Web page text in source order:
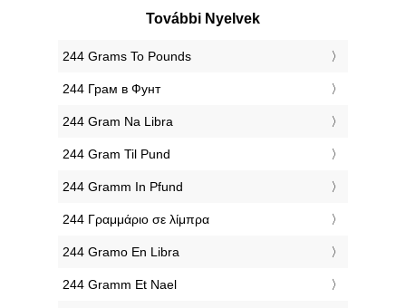
További Nyelvek
‎244 Grams To Pounds
‎244 Грам в Фунт
‎244 Gram Na Libra
‎244 Gram Til Pund
‎244 Gramm In Pfund
‎244 Γραμμάριο σε λίμπρα
‎244 Gramo En Libra
‎244 Gramm Et Nael